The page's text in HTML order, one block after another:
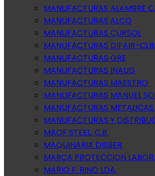
MANUFACTURAS ALAMBRE
MANUFACTURAS ALCO
MANUFACTURAS CURSOL
MANUFACTURAS DIFAIR-
MANUFACTURAS GRE
MANUFACTURAS INAUG
MANUFACTURAS MAESTRO
MANUFACTURAS MANUEL
MANUFACTURAS METALICAS
MANUFACTURAS Y
MAOF STEEL, C.B.
MAQUINARIA DISBER
MARCA PROTECCION
MARIO F. RINO LDA.